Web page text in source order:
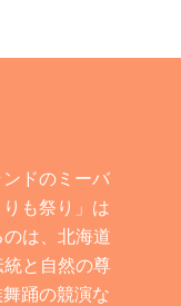
ドのミーバ
も祭り」は
は、北海道
と自然の尊
踊の競演な